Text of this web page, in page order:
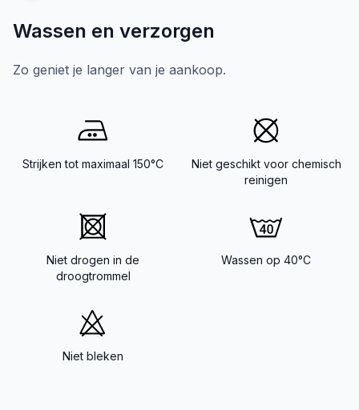
Wassen en verzorgen
Zo geniet je langer van je aankoop.
Strijken tot maximaal 150°C
Niet geschikt voor chemisch
reinigen
Niet drogen in de
droogtrommel
Wassen op 40°C
Niet bleken